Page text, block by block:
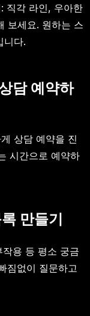
직각 라인, 우아한
보세요. 원하는 스
니다.
담 예약하
상담 예약을 진
시간으로 예약하
만들기
용 등 평소 궁금
짐없이 질문하고